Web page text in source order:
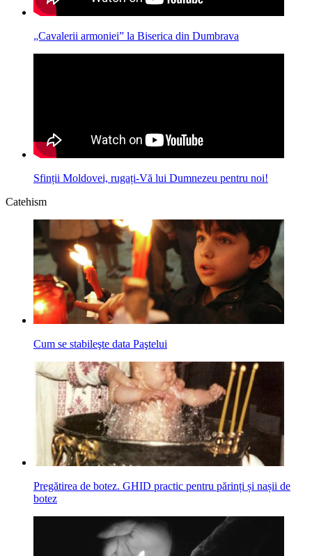
„Cavalerii armoniei” la Biserica din Dumbrava
Sfinții Moldovei, rugați-Vă lui Dumnezeu pentru noi!
Catehism
Cum se stabileşte data Paştelui
Pregătirea de botez. GHID practic pentru părinți și nașii de
botez